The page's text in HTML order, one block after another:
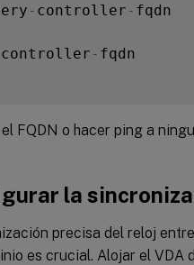
- controller - fqdn
controller - fqdn
FQDN o hacer ping a
la
precisa del reloj
es crucial. Alojar el VDA